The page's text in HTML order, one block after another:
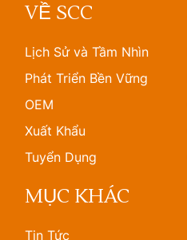
VỀ SCC
Lịch Sử và Tầm Nhìn
Phát Triển Bền Vững
OEM
Xuất Khẩu
Tuyển Dụng
MỤC KHÁC
Tin Tức